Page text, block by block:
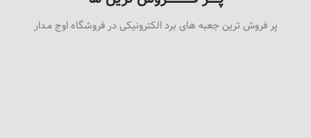
پر فروش ترین جعبه های برد الکترونیکی در فروشگاه اوج مـدار